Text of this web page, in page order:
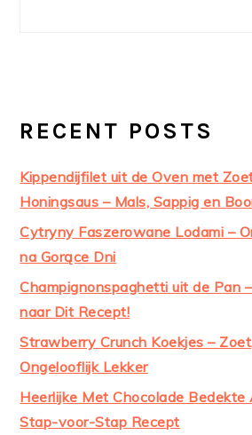
RECENT POSTS
Kippendijfilet uit de Oven met
Honingsaus – Mals, Sappig en
Cytryny Faszerowane Lodami –
na Gorące Dni
Champignonspaghetti uit de Pan
naar Dit Recept!
Strawberry Crunch Koekjes –
Ongelooflijk Lekker
Heerlijke Met Chocolade Bedekte
Stap-voor-Stap Recept